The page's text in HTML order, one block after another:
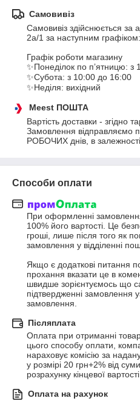
Самовивіз
Самовивіз здійснюється
2а/1 за наступним графіком:
Графік роботи магазину
✨Понеділок по пʼятницю: з
✨Субота: з 10:00 до 16:00
✨Неділя: вихідний
Meest ПОШТА
Вартість доставки - згідно
Замовлення відправляємо
РОБОЧИХ днів, в залежності
Способи оплати
При оформленні
100% його вартості. Це
гроші, лише після того як
замовлення у відділенні
Якщо є додаткові питання
прохання вказати це в
швидше зорієнтуємось що
підтвердженні замовлення
замовлення.
Післяплата
Оплата при отриманні
цього способу оплати,
нараховує комісію за
у розмірі 20 грн+2% від
розрахунку кінцевої
Оплата на рахунок